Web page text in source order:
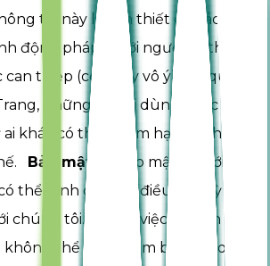
tin này là cần thiết để xác định,
động pháp lý với người có thể gây
thiệp (cố ý hay vô ý) các quyền
những người dùng khác của
ai khác có thể bị làm hại bởi những
Bảo mật
Sự bảo mật đối với tất
thể định danh là điều cực kỳ
chúng tôi. Tiếc là, việc truyền dữ
thể được đảm bảo an toàn